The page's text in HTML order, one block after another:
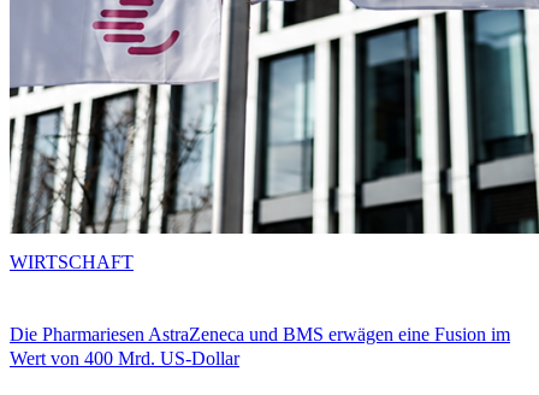
Die Pharmariesen AstraZeneca und BMS erwägen eine Fusion im
Wert von 400 Mrd. US-Dollar
WIRTSCHAFT